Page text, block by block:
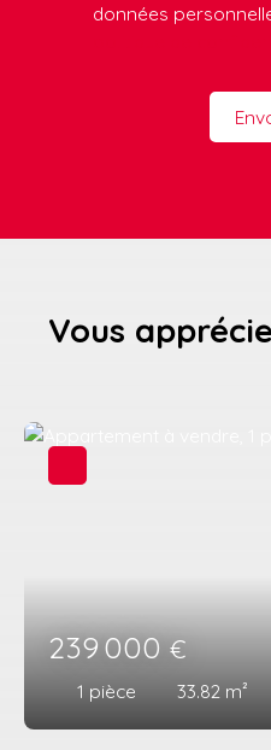
données
Vous
239 000€
1 pièce 33.82 m²